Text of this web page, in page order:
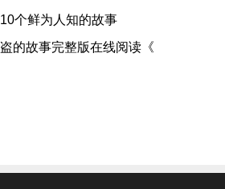
个鲜为人知的故事
的故事完整版在线阅读《